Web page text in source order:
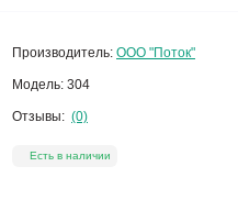
Производитель: ООО "Поток"
Модель: 304
Отзывы: (0)
Есть в наличии